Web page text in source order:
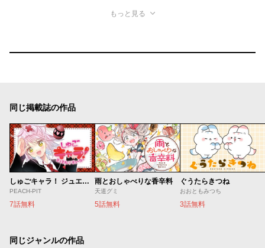
もっと見る
同じ掲載誌の作品
しゅごキャラ！ ジュエルジョーカー
PEACH-PIT
7話無料
雨とおしゃべりな香辛料
天道グミ
5話無料
ぐうたらきつね
おおともみつち
3話無料
同じジャンルの作品